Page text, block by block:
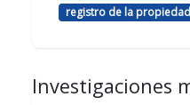
registro de la
Investigaciones